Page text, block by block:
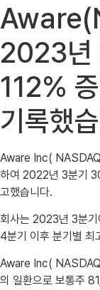
2023년
112%
기록했
Aware Inc(
하여 2022년 3분기
고했습니다.
회사는 2023년 3분
4분기 이후 분기별 최
Aware Inc(
의 일환으로 보통주